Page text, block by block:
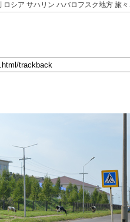
ロシア サハリン ハバロフスク地方 旅々